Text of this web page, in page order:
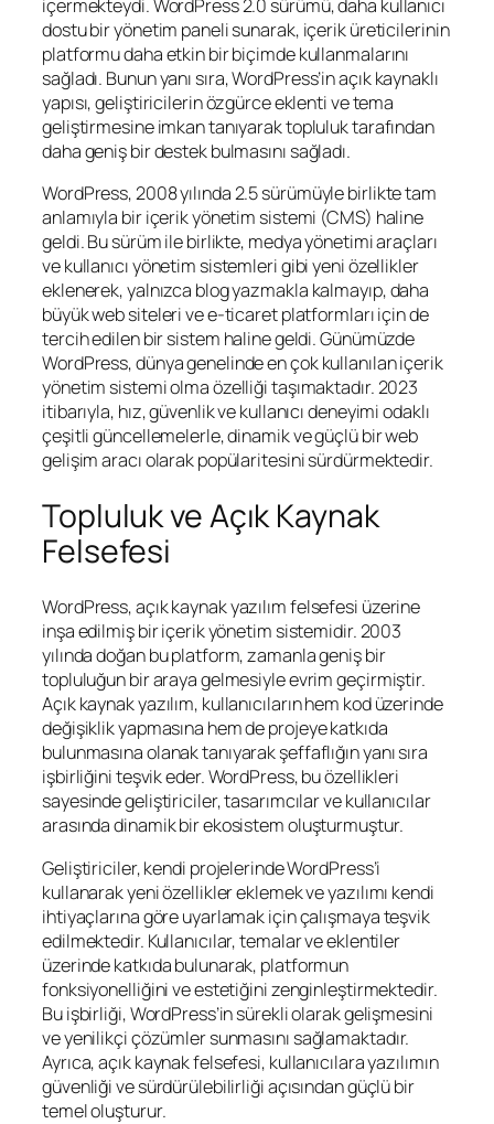
içermekteydi. WordPress 2.0 sürümü, daha kullanıcı
dostu bir yönetim paneli sunarak, içerik üreticilerinin
platformu daha etkin bir biçimde kullanmalarını
sağladı. Bunun yanı sıra, WordPress’in açık kaynaklı
yapısı, geliştiricilerin özgürce eklenti ve tema
geliştirmesine imkan tanıyarak topluluk tarafından
daha geniş bir destek bulmasını sağladı.
WordPress, 2008 yılında 2.5 sürümüyle birlikte tam
anlamıyla bir içerik yönetim sistemi (CMS) haline
geldi. Bu sürüm ile birlikte, medya yönetimi araçları
ve kullanıcı yönetim sistemleri gibi yeni özellikler
eklenerek, yalnızca blog yazmakla kalmayıp, daha
büyük web siteleri ve e-ticaret platformları için de
tercih edilen bir sistem haline geldi. Günümüzde
WordPress, dünya genelinde en çok kullanılan içerik
yönetim sistemi olma özelliği taşımaktadır. 2023
itibarıyla, hız, güvenlik ve kullanıcı deneyimi odaklı
çeşitli güncellemelerle, dinamik ve güçlü bir web
gelişim aracı olarak popülaritesini sürdürmektedir.
Topluluk ve Açık Kaynak
Felsefesi
WordPress, açık kaynak yazılım felsefesi üzerine
inşa edilmiş bir içerik yönetim sistemidir. 2003
yılında doğan bu platform, zamanla geniş bir
topluluğun bir araya gelmesiyle evrim geçirmiştir.
Açık kaynak yazılım, kullanıcıların hem kod üzerinde
değişiklik yapmasına hem de projeye katkıda
bulunmasına olanak tanıyarak şeffaflığın yanı sıra
işbirliğini teşvik eder. WordPress, bu özellikleri
sayesinde geliştiriciler, tasarımcılar ve kullanıcılar
arasında dinamik bir ekosistem oluşturmuştur.
Geliştiriciler, kendi projelerinde WordPress’i
kullanarak yeni özellikler eklemek ve yazılımı kendi
ihtiyaçlarına göre uyarlamak için çalışmaya teşvik
edilmektedir. Kullanıcılar, temalar ve eklentiler
üzerinde katkıda bulunarak, platformun
fonksiyonelliğini ve estetiğini zenginleştirmektedir.
Bu işbirliği, WordPress’in sürekli olarak gelişmesini
ve yenilikçi çözümler sunmasını sağlamaktadır.
Ayrıca, açık kaynak felsefesi, kullanıcılara yazılımın
güvenliği ve sürdürülebilirliği açısından güçlü bir
temel oluşturur.